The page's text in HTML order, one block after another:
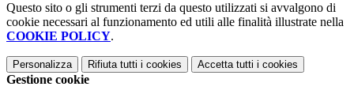
Questo sito o gli strumenti terzi da questo utilizzati si avvalgono di
cookie necessari al funzionamento ed utili alle finalità illustrate nella
COOKIE POLICY.
Personalizza Rifiuta tutti i cookies Accetta tutti i cookies
Gestione cookie